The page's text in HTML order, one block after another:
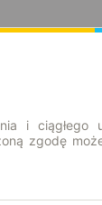
i ciągłego
zgodę